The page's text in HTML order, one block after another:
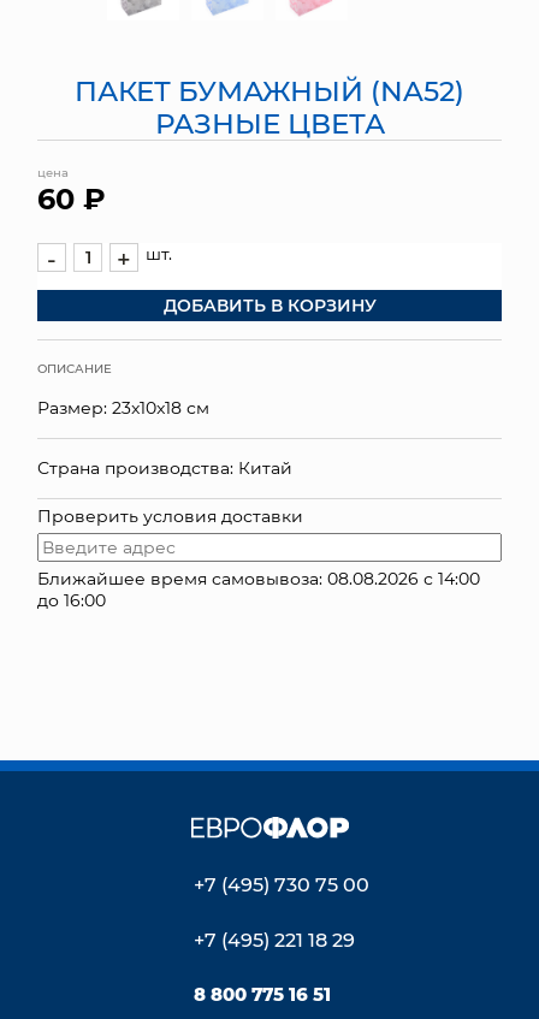
ЯЩИКИ
СУНДУКИ
ПОДАРОЧНЫЕ КАРТЫ
ОПТОВЫМ КЛИЕНТАМ
ДОСТАВКА И ОПЛАТА
КОНТАКТЫ
ПАКЕТ БУМАЖНЫЙ (NA52)
РАЗНЫЕ ЦВЕТА
цена
60 ₽
- + шт.
ДОБАВИТЬ В КОРЗИНУ
ОПИСАНИЕ
Размер: 23x10x18 см
Страна производства: Китай
Проверить условия доставки
Ближайшее время самовывоза: 08.08.2026 с 14:00
до 16:00
+7 (495) 730 75 00
+7 (495) 221 18 29
8 800 775 16 51